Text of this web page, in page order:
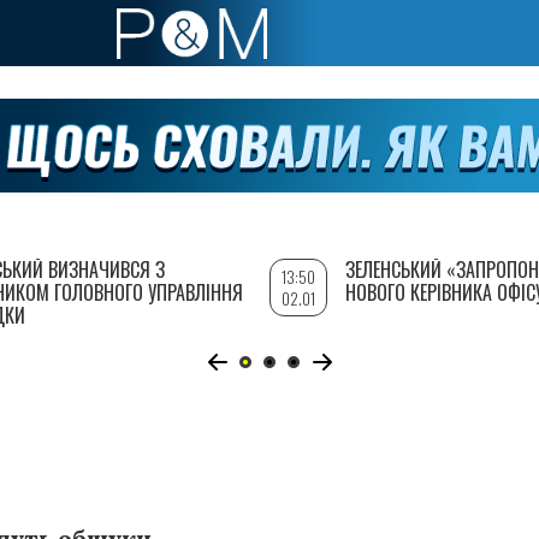
ВИЗНАЧИВСЯ З
ГОЛОВНОГО УПРАВЛІННЯ
13:50
02.01
ЗЕЛЕНСЬКИЙ
НОВОГО КЕРІВНИКА